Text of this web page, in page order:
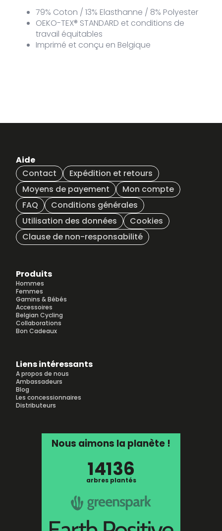
79% Coton / 13% Elasthanne / 8% Polyester
OEKO-TEX® STANDARD et conditions de
travail équitables
Imprimé et conçu en Belgique
Aide
Contact
Expédition et retours
Moyens de payement
Mon compte
FAQ
Conditions générales
Utilisation des données
Cookies
Clause de non-responsabilité
Produits
Hommes
Femmes
Gamins & Bébés
Accessoires
Belgian Cycling
Collaborations
Bon Cadeaux
Liens intéressants
A propos de nous
Ambassadeurs
Blog
Les concessionnaires
Distributeurs
Nous aimons la planète !
14136
arbres plantés